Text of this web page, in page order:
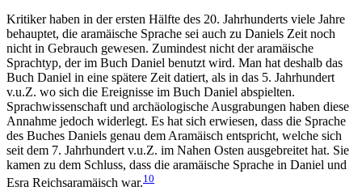
Kritiker haben in der ersten Hälfte des 20. Jahrhunderts viele Jahre
behauptet, die aramäische Sprache sei auch zu Daniels Zeit noch
nicht in Gebrauch gewesen. Zumindest nicht der aramäische
Sprachtyp, der im Buch Daniel benutzt wird. Man hat deshalb das
Buch Daniel in eine spätere Zeit datiert, als in das 5. Jahrhundert
v.u.Z. wo sich die Ereignisse im Buch Daniel abspielten.
Sprachwissenschaft und archäologische Ausgrabungen haben diese
Annahme jedoch widerlegt. Es hat sich erwiesen, dass die Sprache
des Buches Daniels genau dem Aramäisch entspricht, welche sich
seit dem 7. Jahrhundert v.u.Z. im Nahen Osten ausgebreitet hat. Sie
kamen zu dem Schluss, dass die aramäische Sprache in Daniel und
Esra Reichsaramäisch war.10